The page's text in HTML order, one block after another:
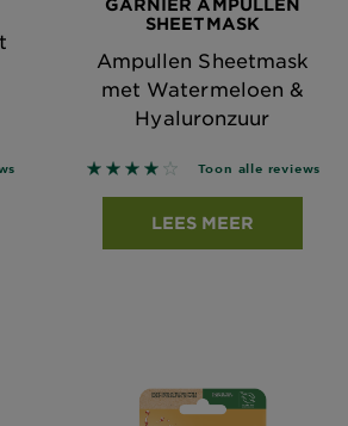
reviews
SHEETMASK
Ampullen Sheetmask
met Watermeloen &
Hyaluronzuur
4 out of 5 stars based on
Toon alle reviews
LEES MEER